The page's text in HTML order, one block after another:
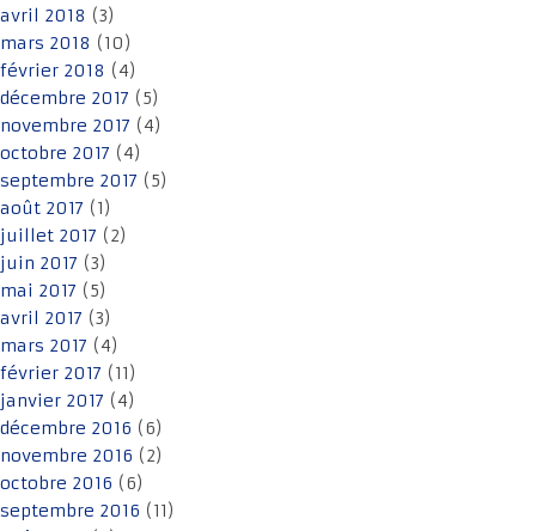
avril 2018 (3)
mars 2018 (10)
février 2018 (4)
décembre 2017 (5)
novembre 2017 (4)
octobre 2017 (4)
septembre 2017 (5)
août 2017 (1)
juillet 2017 (2)
juin 2017 (3)
mai 2017 (5)
avril 2017 (3)
mars 2017 (4)
février 2017 (11)
janvier 2017 (4)
décembre 2016 (6)
novembre 2016 (2)
octobre 2016 (6)
septembre 2016 (11)